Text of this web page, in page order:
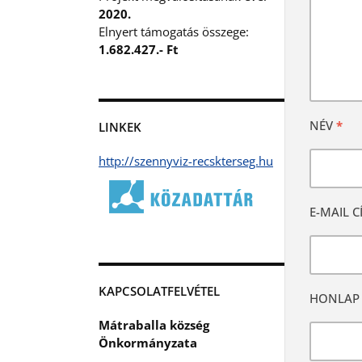
2020.
Elnyert támogatás összege:
1.682.427.- Ft
LINKEK
http://szennyviz-recskterseg.hu
KAPCSOLATFELVÉTEL
Mátraballa község
Önkormányzata
NÉV *
E-MAIL
HONLAP